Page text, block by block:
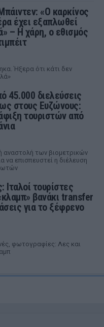
«Ο καρκίνος
έχει εξαπλωθεί
– Η χάρη, ο εθισμός
Ήξερα ότι κάτι δεν
45.000 διελεύσεις
στους Ευζώνους:
τουριστών από
αναστολή των βιομετρικών
να επισπευστεί η διέλευση
Ιταλοί τουρίστες
βανάκι transfer
για το ξέφρενο
φωτογραφίες: Λες και